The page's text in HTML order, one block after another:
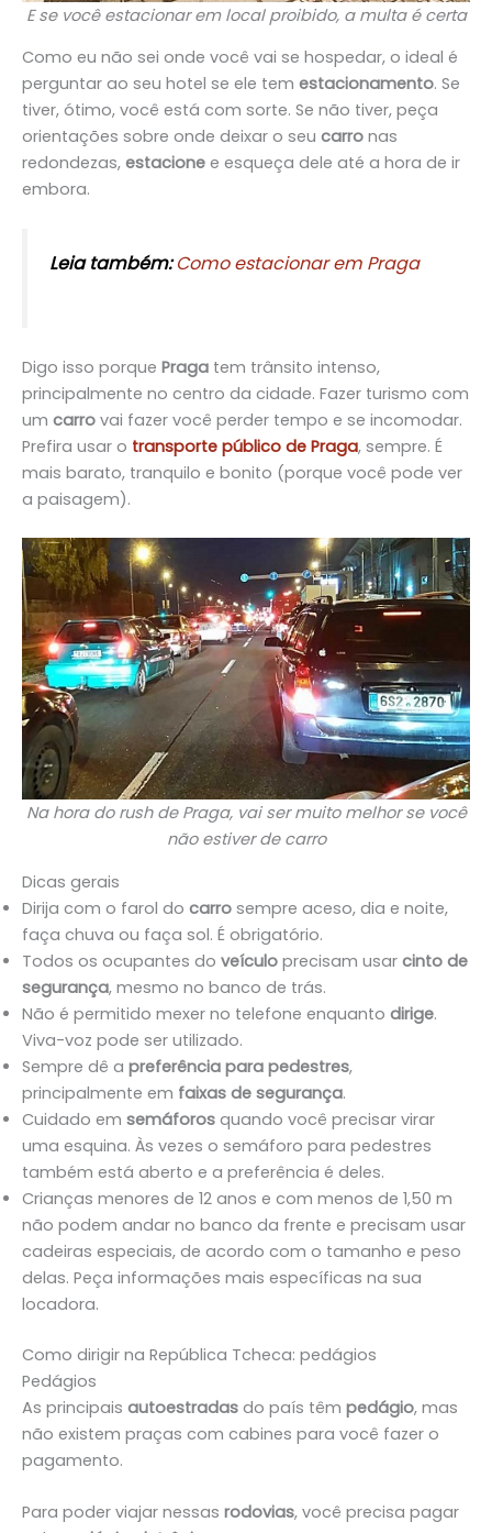
E se você estacionar em local proibido, a multa é certa
Como eu não sei onde você vai se hospedar, o ideal é
perguntar ao seu hotel se ele tem estacionamento. Se
tiver, ótimo, você está com sorte. Se não tiver, peça
orientações sobre onde deixar o seu carro nas
redondezas, estacione e esqueça dele até a hora de ir
embora.
Leia também:Como estacionar em Praga
Digo isso porque Praga tem trânsito intenso,
principalmente no centro da cidade. Fazer turismo com
um carro vai fazer você perder tempo e se incomodar.
Prefira usar o transporte público de Praga, sempre. É
mais barato, tranquilo e bonito (porque você pode ver
a paisagem).
Na hora do rush de Praga, vai ser muito melhor se você
não estiver de carro
Dicas gerais
Dirija com o farol do carro sempre aceso, dia e noite,
faça chuva ou faça sol. É obrigatório.
Todos os ocupantes do veículo precisam usar cinto de
segurança, mesmo no banco de trás.
Não é permitido mexer no telefone enquanto dirige.
Viva-voz pode ser utilizado.
Sempre dê a preferência para pedestres,
principalmente em faixas de segurança.
Cuidado em semáforos quando você precisar virar
uma esquina. Às vezes o semáforo para pedestres
também está aberto e a preferência é deles.
Crianças menores de 12 anos e com menos de 1,50 m
não podem andar no banco da frente e precisam usar
cadeiras especiais, de acordo com o tamanho e peso
delas. Peça informações mais específicas na sua
locadora.
Como dirigir na República Tcheca: pedágios
Pedágios
As principais autoestradas do país têm pedágio, mas
não existem praças com cabines para você fazer o
pagamento.
Para poder viajar nessas rodovias, você precisa pagar